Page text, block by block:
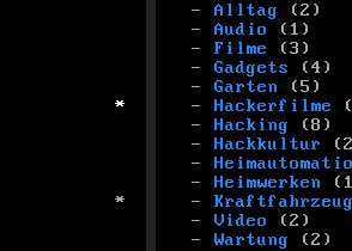
Alltag
(2)
Audio
(1)
Filme
(3)
Gadgets
(4)
Garten
(5)
Hackerfilme
Hacking
(8)
Hackkultur
Heimwerken
Kraftfahrzeug
Video
(2)
Wartung
(2)